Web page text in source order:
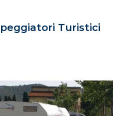
Turistici